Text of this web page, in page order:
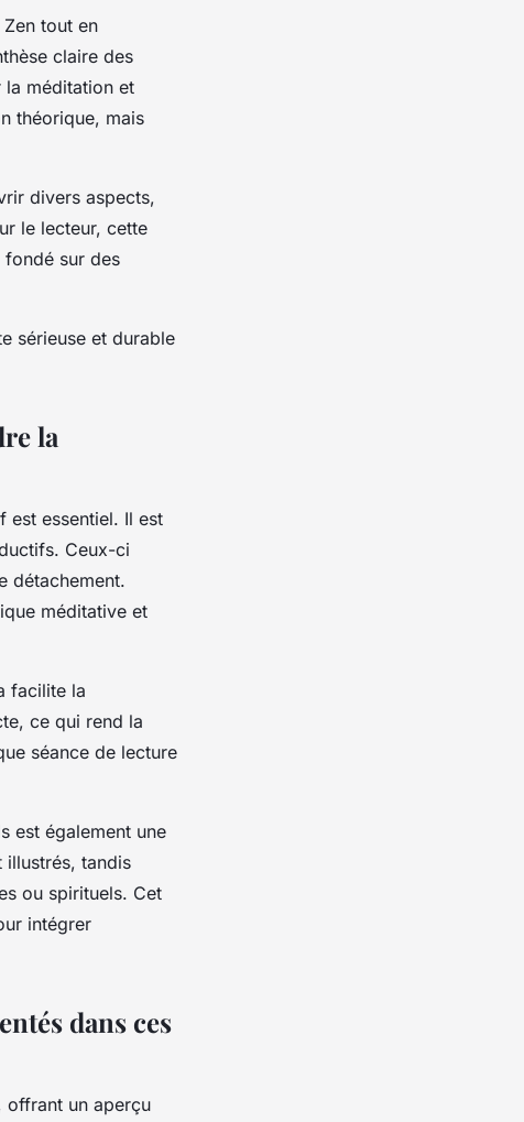
tout en
claire des
la méditation et
théorique, mais
divers aspects,
le lecteur, cette
fondé sur des
sérieuse et durable
la
est essentiel. Il est
Ceux-ci
détachement.
méditative et
facilite la
ce qui rend la
séance de lecture
est également une
illustrés, tandis
ou spirituels. Cet
intégrer
dans ces
offrant un aperçu